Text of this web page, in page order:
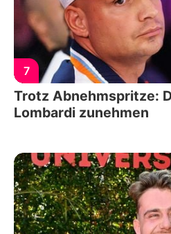
7
Trotz Abnehmspritze:
Lombardi zunehmen